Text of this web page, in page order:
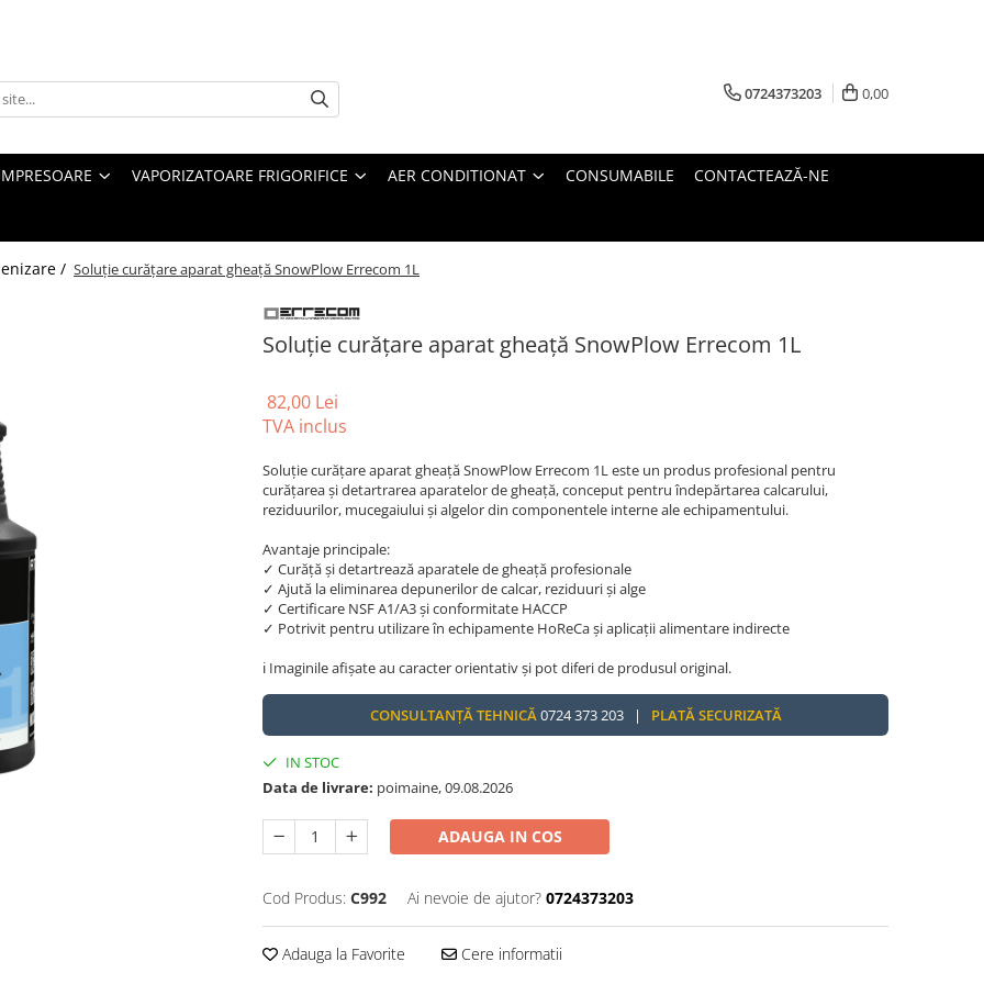
0724373203 0,00
VAPORIZATOARE FRIGORIFICE AER CONDITIONAT CONSUMABILE CONTACTEAZĂ-NE
/ Soluție curățare aparat gheață SnowPlow Errecom 1L
Soluție curățare aparat gheață SnowPlow Errecom 1L
82,00 Lei
TVA inclus
Soluție curățare aparat gheață SnowPlow Errecom 1L este un produs profesional pentru
curățarea și detartrarea aparatelor de gheață, conceput pentru îndepărtarea calcarului,
reziduurilor, mucegaiului și algelor din componentele interne ale echipamentului.
Avantaje principale:
✓ Curăță și detartrează aparatele de gheață profesionale
✓ Ajută la eliminarea depunerilor de calcar, reziduuri și alge
✓ Certificare NSF A1/A3 și conformitate HACCP
✓ Potrivit pentru utilizare în echipamente HoReCa și aplicații alimentare indirecte
ℹ️ Imaginile afișate au caracter orientativ și pot diferi de produsul original.
CONSULTANȚĂ TEHNICĂ0724 373 203 | PLATĂ SECURIZATĂ
IN STOC
Data de livrare: poimaine, 09.08.2026
ADAUGA IN COS
Cod Produs: C992 Ai nevoie de ajutor? 0724373203
Adauga la Favorite Cere informatii